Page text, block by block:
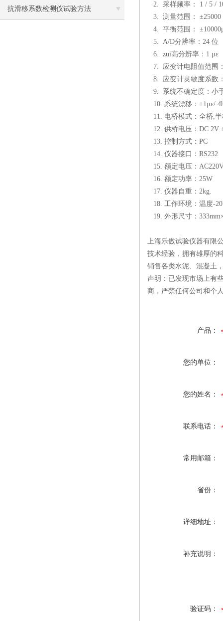
抗滑移系数检测仪试验方法
2. 采样频率： 1 / 5 /
3. 测量范围：
4. 平衡范围：
5. A/D分辨率
6. zui高分辨率：1 με
7. 应变计电阻值范围
8. 应变计灵敏度系数
9. 系统不确定度：小
10. 系统漂移：±1με/
11. 电桥模式：全桥
12. 供桥电压：DC 2V
13. 控制方式
14. 仪器接口：RS232
15. 额定电压：
16. 额定功率：25W
17. 仪器自重
18. 工作环境：温度-
19. 外形尺寸：
上海乐傲试验仪器有限
技术经验，拥有雄厚的
销售各类水泥、混凝土
声明：已发现市场上有
商，严禁任何公司和个
产品：
您的单位：
您的姓名：
联系电话：
常用邮箱：
省份：
详细地址：
补充说明：
验证码：